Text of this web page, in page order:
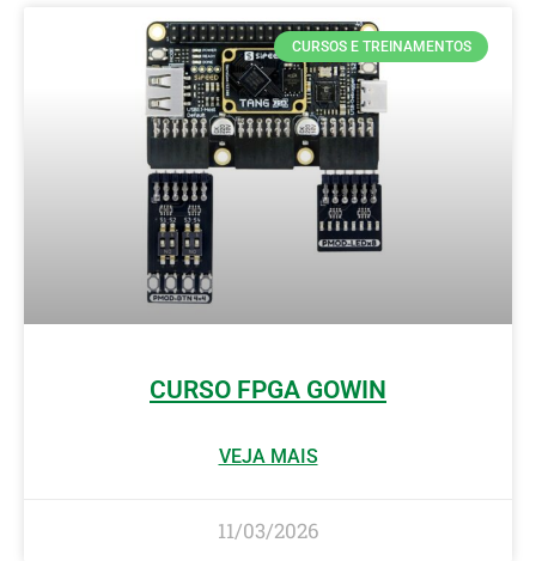
CURSOS E TREINAMENTOS
CURSO FPGA GOWIN
VEJA MAIS
11/03/2026